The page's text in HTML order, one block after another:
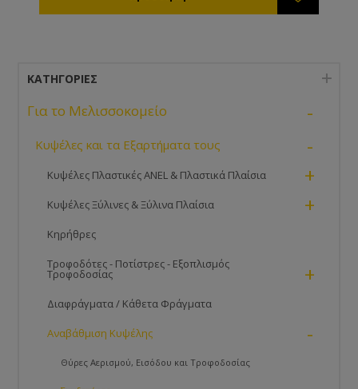
ΚΑΤΗΓΟΡΊΕΣ
Για το Μελισσοκομείο -
Κυψέλες και τα Εξαρτήματα τους -
Κυψέλες Πλαστικές ANEL & Πλαστικά Πλαίσια +
Κυψέλες Ξύλινες & Ξύλινα Πλαίσια +
Κηρήθρες
Τροφοδότες - Ποτίστρες - Εξοπλισμός
Τροφοδοσίας +
Διαφράγματα / Κάθετα Φράγματα
Αναβάθμιση Κυψέλης -
Θύρες Αερισμού, Εισόδου και Τροφοδοσίας